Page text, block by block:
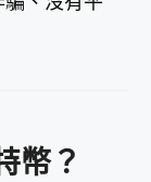
幣？